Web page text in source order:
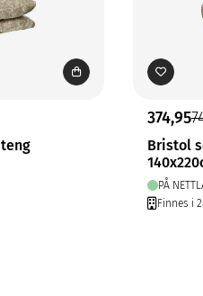
374,95
Bristol
PÅ
Finnes i